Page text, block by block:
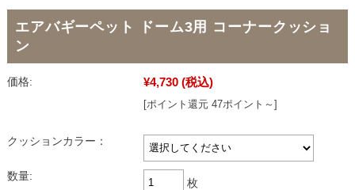
エアバギーペット ドーム3用 コーナークッショ
ン
価格: ¥4,730 (税込)
[ポイント還元 47ポイント～]
クッションカラー：
数量:
枚